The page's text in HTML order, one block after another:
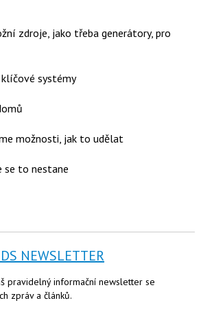
zdroje, jako třeba generátory, pro
systémy
možnosti, jak to udělat
se to nestane
NEWSLETTER
pravidelný informační newsletter se
zpráv a článků.